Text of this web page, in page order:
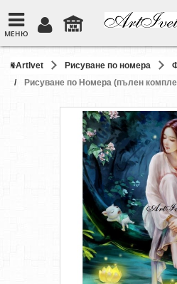
МЕНЮ
ArtIvet Рисуване по номера
Рисуване по Номера (пълен